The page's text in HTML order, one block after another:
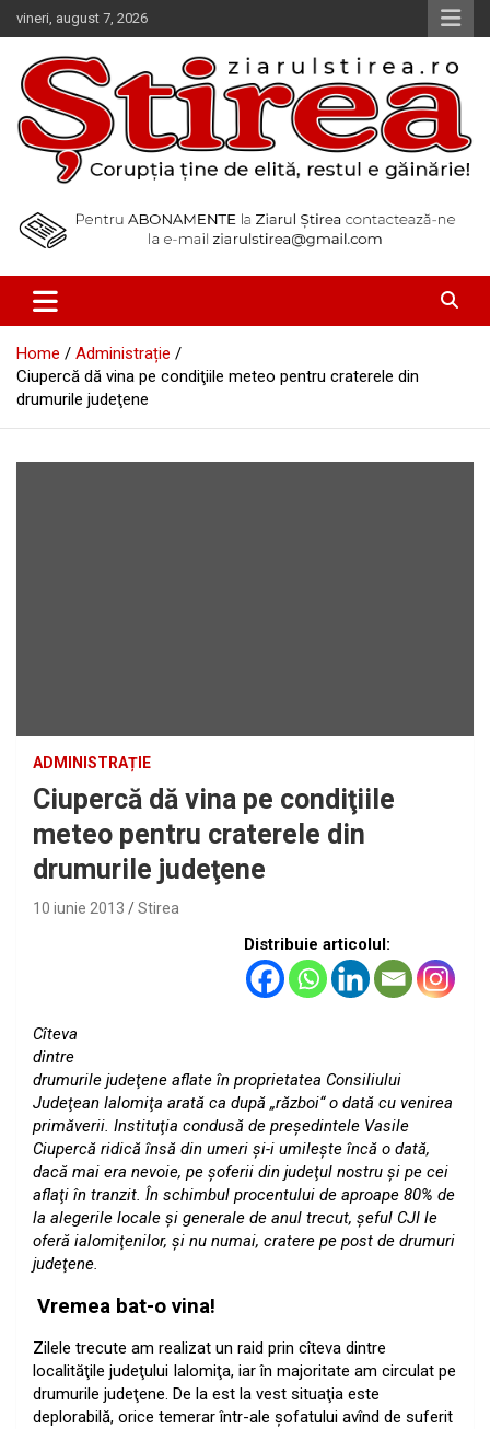
Skip
to
content
vineri, august 7, 2026
Ziarul Știrea
Home
Administrație
Ciupercă dă vina pe condiţiile meteo pentru craterele din
drumurile judeţene
ADMINISTRAȚIE
Ciupercă dă vina pe condiţiile
meteo pentru craterele din
drumurile judeţene
10 iunie 2013 Stirea
Distribuie articolul:
Cîteva
dintre
drumurile judeţene aflate în proprietatea Consiliului
Judeţean Ialomiţa arată ca după „război“ o dată cu venirea
primăverii. Instituţia condusă de preşedintele Vasile
Ciupercă ridică însă din umeri şi-i umileşte încă o dată,
dacă mai era nevoie, pe şoferii din judeţul nostru şi pe cei
aflaţi în tranzit. În schimbul procentului de aproape 80% de
la alegerile locale şi generale de anul trecut, şeful CJI le
oferă ialomiţenilor, şi nu numai, cratere pe post de drumuri
judeţene.
Vremea bat-o vina!
Zilele trecute am realizat un raid prin cîteva dintre
localităţile judeţului Ialomiţa, iar în majoritate am circulat pe
drumurile judeţene. De la est la vest situaţia este
deplorabilă, orice temerar într-ale şofatului avînd de suferit